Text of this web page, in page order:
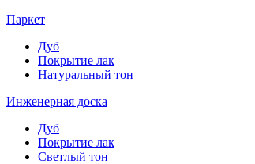
Паркет
Дуб
Покрытие лак
Натуральный тон
Инженерная доска
Дуб
Покрытие лак
Светлый тон